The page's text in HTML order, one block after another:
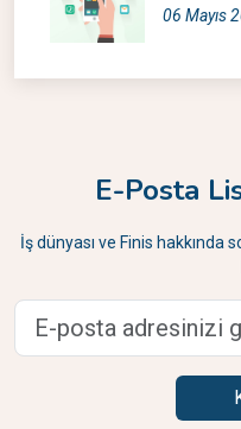
06 Mayıs
E-Posta
İş dünyası ve Finis